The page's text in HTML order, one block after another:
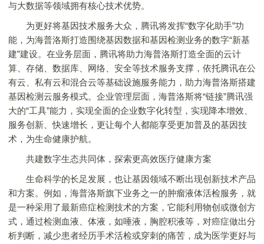
与大数据等领域拥有核心技术优势。
为更好将基因技术服务大众，腾讯将发挥“数字化助手”功
能，为海普洛斯打造围绕基因数据和基因检测业务的数字“新基
建”建设。在业务层面，腾讯将助力海普洛斯打造全面的云计
算、存储、数据库、网络、安全等技术服务支撑，依托腾讯在公
有云、私有云和混合云等基础设施服务能力，助力海普洛斯搭建
基因检测云服务模式。企业管理层面，海普洛斯将“链接”腾讯强
大的“工具”能力，实现全面的企业数字化转型，实现降本增效、
服务创新、快速增长，更让每个人都能享受更加普及的基因技
术，为生命健康护航。
共建数字生态共同体，探索更高效医疗健康方案
生命科学的长足发展，也让基因领域不断出现创新技术产品
和方案。例如，海普洛斯旗下业务之一的肿瘤液体活检服务，就
是一种采用了最新癌症检测技术的方案，它能利用物创或微创方
式，通过检测血液、体液，如唾液，胸腔积液等，对癌症做出分
析判断，减少患者经历手术活检或穿刺的痛苦，成为医学更好与